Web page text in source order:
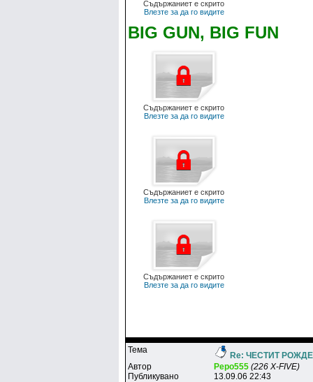
Съдържаниет е скрито
Влезте за да го видите
BIG GUN, BIG FUN
Съдържаниет е скрито
Влезте за да го видите
Съдържаниет е скрито
Влезте за да го видите
Съдържаниет е скрито
Влезте за да го видите
Тема
Re: ЧЕСТИТ
Автор
Pepo555 (226 X-FIVE)
Публикувано
13.09.06 22:43